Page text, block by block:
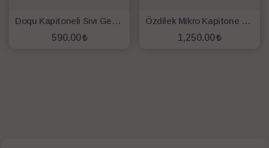
Doqu Kapitoneli Sıvı Geçirmez Tek Kişilik Alez 90X190
590.00
Özdilek Mikro Kapitone Sıvı Geçirmez Alez 100X200
1,250.00